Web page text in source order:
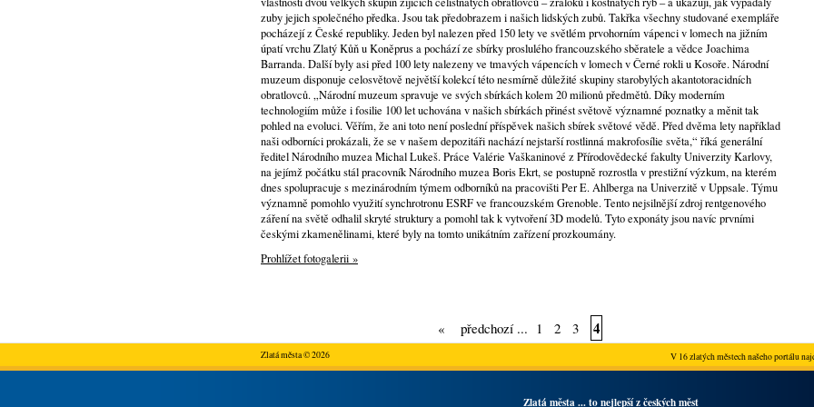
zuby jejich společného předka. Jsou tak předobrazem i našich lidských zubů. Takřka všechny studované exempláře
pocházejí z České republiky. Jeden byl nalezen před 150 lety ve světlém prvohorním vápenci v lomech na jižním
úpatí vrchu Zlatý Kůň u Koněprus a pochází ze sbírky proslulého francouzského sběratele a vědce Joachima
Barranda. Další byly asi před 100 lety nalezeny ve tmavých vápencích v lomech v Černé rokli u Kosoře. Národní
muzeum disponuje celosvětově největší kolekcí této nesmírně důležité skupiny starobylých akantotoracidních
obratlovců. „Národní muzeum spravuje ve svých sbírkách kolem 20 milionů předmětů. Díky moderním
technologiím může i fosilie 100 let uchována v našich sbírkách přinést světově významné poznatky a měnit tak
pohled na evoluci. Věřím, že ani toto není poslední příspěvek našich sbírek světové vědě. Před dvěma lety například
naši odborníci prokázali, že se v našem depozitáři nachází nejstarší rostlinná makrofosílie světa,“ říká generální
ředitel Národního muzea Michal Lukeš. Práce Valérie Vaškaninové z Přírodovědecké fakulty Univerzity Karlovy,
na jejímž počátku stál pracovník Národního muzea Boris Ekrt, se postupně rozrostla v prestižní výzkum, na kterém
dnes spolupracuje s mezinárodním týmem odborníků na pracovišti Per E. Ahlberga na Univerzitě v Uppsale. Týmu
významně pomohlo využití synchrotronu ESRF ve francouzském Grenoble. Tento nejsilnější zdroj rentgenového
záření na světě odhalil skryté struktury a pomohl tak k vytvoření 3D modelů. Tyto exponáty jsou navíc prvními
českými zkamenělinami, které byly na tomto unikátním zařízení prozkoumány.
Prohlížet fotogalerii »
« předchozí ... 1 2 3 4
Zlatá města © 2026 V 16 zlatých městech našeho portálu
Zlatá města ... to nejlepší z českých měst